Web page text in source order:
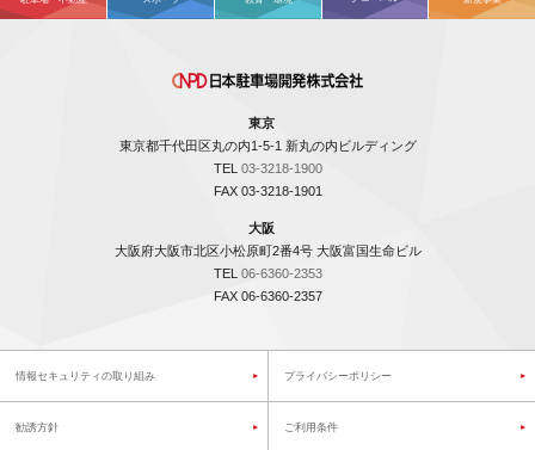
東京
東京都千代田区丸の内1-5-1 新丸の内ビルディング
TEL 03-3218-1900
FAX 03-3218-1901
大阪
大阪府大阪市北区小松原町2番4号 大阪富国生命ビル
TEL 06-6360-2353
FAX 06-6360-2357
情報セキュリティの取り組み プライバシーポリシー
勧誘方針 ご利用条件